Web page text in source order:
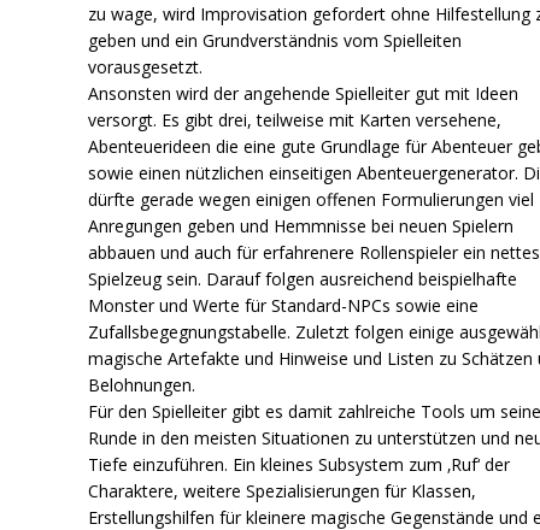
zu wage, wird Improvisation gefordert ohne Hilfestellung
geben und ein Grundverständnis vom Spielleiten
vorausgesetzt.
Ansonsten wird der angehende Spielleiter gut mit Ideen
versorgt. Es gibt drei, teilweise mit Karten versehene,
Abenteuerideen die eine gute Grundlage für Abenteuer
sowie einen nützlichen einseitigen Abenteuergenerator.
dürfte gerade wegen einigen offenen Formulierungen viel
Anregungen geben und Hemmnisse bei neuen Spielern
abbauen und auch für erfahrenere Rollenspieler ein nettes
Spielzeug sein. Darauf folgen ausreichend beispielhafte
Monster und Werte für Standard-NPCs sowie eine
Zufallsbegegnungstabelle. Zuletzt folgen einige
magische Artefakte und Hinweise und Listen zu Schätzen
Belohnungen.
Für den Spielleiter gibt es damit zahlreiche Tools um
Runde in den meisten Situationen zu unterstützen und
Tiefe einzuführen. Ein kleines Subsystem zum ‚Ruf‘ der
Charaktere, weitere Spezialisierungen für Klassen,
Erstellungshilfen für kleinere magische Gegenstände und